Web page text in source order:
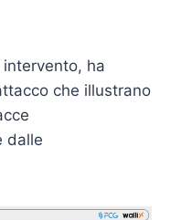
ha
che illustrano
dalle